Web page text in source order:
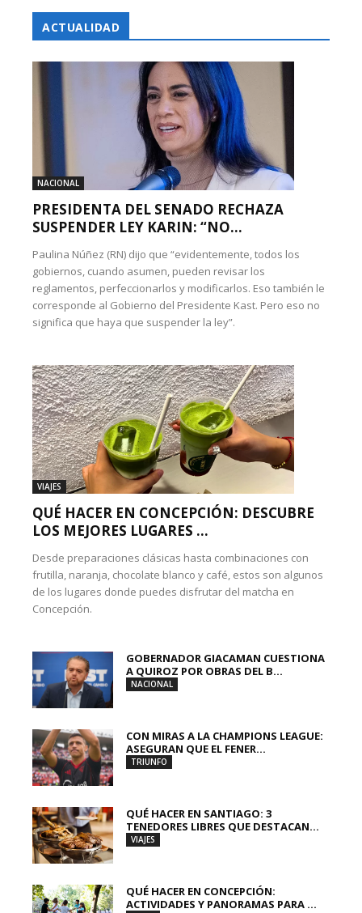
ACTUALIDAD
NACIONAL
PRESIDENTA DEL SENADO RECHAZA
SUSPENDER LEY KARIN: “NO...
Paulina Núñez (RN) dijo que “evidentemente, todos los
gobiernos, cuando asumen, pueden revisar los
reglamentos, perfeccionarlos y modificarlos. Eso también le
corresponde al Gobierno del Presidente Kast. Pero eso no
significa que haya que suspender la ley”.
VIAJES
QUÉ HACER EN CONCEPCIÓN: DESCUBRE
LOS MEJORES LUGARES ...
Desde preparaciones clásicas hasta combinaciones con
frutilla, naranja, chocolate blanco y café, estos son algunos
de los lugares donde puedes disfrutar del matcha en
Concepción.
GOBERNADOR GIACAMAN CUESTIONA
A QUIROZ POR OBRAS DEL B...
NACIONAL
CON MIRAS A LA CHAMPIONS LEAGUE:
ASEGURAN QUE EL FENER...
TRIUNFO
QUÉ HACER EN SANTIAGO: 3
TENEDORES LIBRES QUE DESTACAN...
VIAJES
QUÉ HACER EN CONCEPCIÓN:
ACTIVIDADES Y PANORAMAS PARA ...